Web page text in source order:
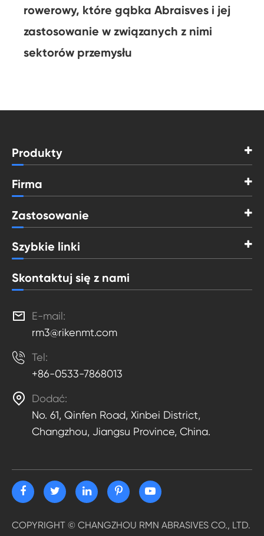
rowerowy, które gąbka Abraisves i jej
zastosowanie w związanych z nimi
sektorów przemysłu
Produkty
Firma
Zastosowanie
Szybkie linki
Skontaktuj się z nami

E-mail:
rm3@rikenmt.com
 Tel:
+86-0533-7868013

Dodać:
No. 61, Qinfen Road, Xinbei District,
Changzhou, Jiangsu Province, China.
COPYRIGHT © CHANGZHOU RMN ABRASIVES CO., LTD.